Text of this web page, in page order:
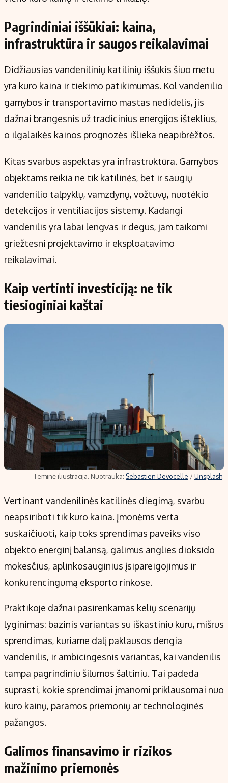
Pagrindiniai iššūkiai: kaina,
infrastruktūra ir saugos reikalavimai
Didžiausias vandenilinių katilinių iššūkis šiuo metu
yra kuro kaina ir tiekimo patikimumas. Kol vandenilio
gamybos ir transportavimo mastas nedidelis, jis
dažnai brangesnis už tradicinius energijos išteklius,
o ilgalaikės kainos prognozės išlieka neapibrėžtos.
Kitas svarbus aspektas yra infrastruktūra. Gamybos
objektams reikia ne tik katilinės, bet ir saugių
vandenilio talpyklų, vamzdynų, vožtuvų, nuotėkio
detekcijos ir ventiliacijos sistemų. Kadangi
vandenilis yra labai lengvas ir degus, jam taikomi
griežtesni projektavimo ir eksploatavimo
reikalavimai.
Kaip vertinti investiciją: ne tik
tiesioginiai kaštai
Teminė iliustracija. Nuotrauka: Sebastien Devocelle /Unsplash.
Vertinant vandenilinės katilinės diegimą, svarbu
neapsiriboti tik kuro kaina. Įmonėms verta
suskaičiuoti, kaip toks sprendimas paveiks viso
objekto energinį balansą, galimus anglies dioksido
mokesčius, aplinkosauginius įsipareigojimus ir
konkurencingumą eksporto rinkose.
Praktikoje dažnai pasirenkamas kelių scenarijų
lyginimas: bazinis variantas su iškastiniu kuru, mišrus
sprendimas, kuriame dalį paklausos dengia
vandenilis, ir ambicingesnis variantas, kai vandenilis
tampa pagrindiniu šilumos šaltiniu. Tai padeda
suprasti, kokie sprendimai įmanomi priklausomai nuo
kuro kainų, paramos priemonių ar technologinės
pažangos.
Galimos finansavimo ir rizikos
mažinimo priemonės